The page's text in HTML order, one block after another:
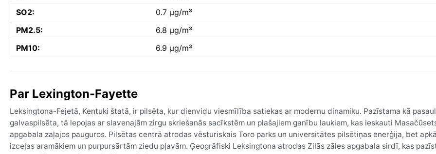
SO2:
0.7 µg/m³
PM2.5:
6.8 µg/m³
PM10:
6.9 µg/m³
Par Lexington-Fayette
Leksingtona-Fejetā, Kentuki štatā, ir pilsēta, kur dienvidu viesmīlība satiekas ar modernu dinamiku. Pazīstama kā
galvaspilsēta, tā lepojas ar slavenajām zirgu skriešanās sacīkstēm un plašajiem ganību laukiem, kas ieskauti
apgabala zaļajos pauguros. Pilsētas centrā atrodas vēsturiskais Toro parks un universitātes pilsētiņas enerģija, bet
izceļas aramākiem un purpursārtām ziedu pļavām. Ģeogrāfiski Leksingtona atrodas Zilās zāles apgabala sirdī, kas